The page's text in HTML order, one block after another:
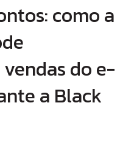
como a
do e-
a Black